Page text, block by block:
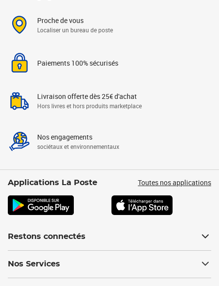
Proche de vous
Localiser un bureau de poste
Paiements 100% sécurisés
Livraison offerte dès 25€ d'achat
Hors livres et hors produits marketplace
Nos engagements
sociétaux et environnementaux
Applications La Poste Toutes nos applications
Restons connectés
Nos Services